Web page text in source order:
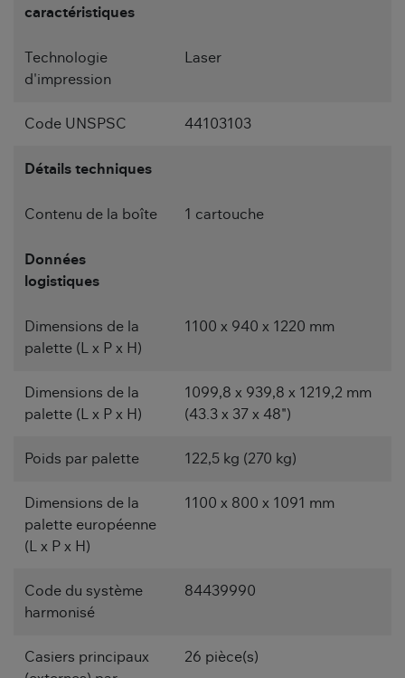
caractéristiques
Technologie
d'impression
Laser
Code UNSPSC 44103103
Détails techniques
Contenu de la boîte 1 cartouche
Données
logistiques
Dimensions de la
palette (L x P x H)
1100 x 940 x 1220 mm
Dimensions de la
palette (L x P x H)
1099,8 x 939,8 x 1219,2 mm
(43.3 x 37 x 48")
Poids par palette 122,5 kg (270 kg)
Dimensions de la
palette européenne
(L x P x H)
1100 x 800 x 1091 mm
Code du système
harmonisé
84439990
Casiers principaux
26 pièce(s)